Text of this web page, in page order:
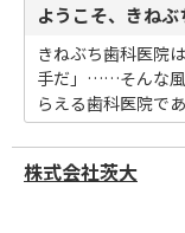
ようこそ、きねぶ
きねぶち歯科医院
手だ」……そんな風
らえる歯科医院で
株式会社茨大